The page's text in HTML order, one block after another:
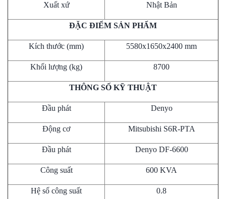
Xuất xứ Nhật Bản
ĐẶC ĐIỂM SẢN PHẨM
Kích thước (mm) 5580x1650x2400 mm
Khối lượng (kg) 8700
THÔNG SỐ KỸ THUẬT
Đầu phát Denyo
Động cơ Mitsubishi S6R-PTA
Đầu phát Denyo DF-6600
Công suất 600 KVA
Hệ số công suất 0.8